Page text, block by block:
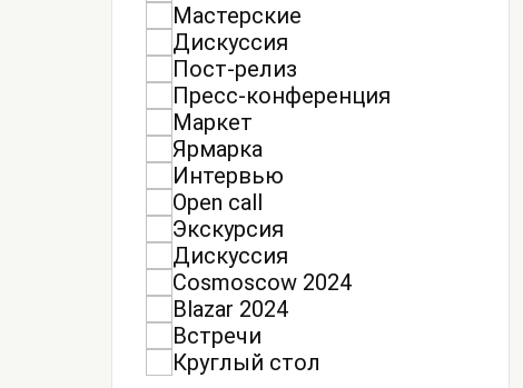
Мастерские
Дискуссия
Пост-релиз
Пресс-конференция
Маркет
Ярмарка
Интервью
Open call
Экскурсия
Дискуссия
Cosmoscow 2024
Blazar 2024
Встречи
Круглый стол